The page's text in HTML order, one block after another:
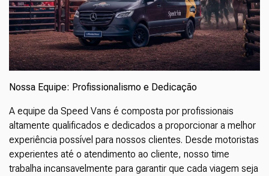
Nossa Equipe: Profissionalismo e Dedicação
A equipe da Speed Vans é composta por profissionais
altamente qualificados e dedicados a proporcionar a melhor
experiência possível para nossos clientes. Desde motoristas
experientes até o atendimento ao cliente, nosso time
trabalha incansavelmente para garantir que cada viagem seja